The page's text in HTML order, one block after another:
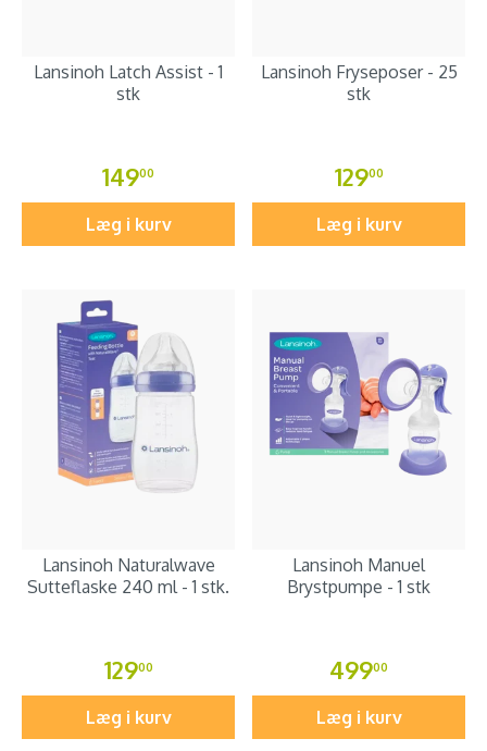
Lansinoh Latch Assist - 1
stk
14900
Læg i kurv
Lansinoh Fryseposer - 25
stk
12900
Læg i kurv
Lansinoh Naturalwave
Sutteflaske 240 ml - 1 stk.
12900
Læg i kurv
Lansinoh Manuel
Brystpumpe - 1 stk
49900
Læg i kurv